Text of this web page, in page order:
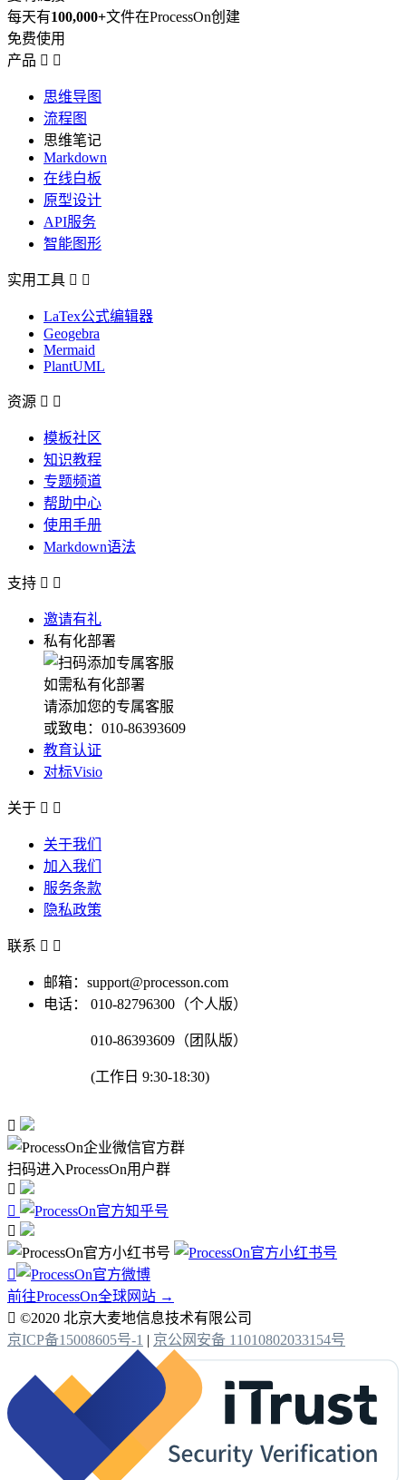
每天有100,000+文件在ProcessOn创建
免费使用
产品  
思维导图
流程图
思维笔记
Markdown
在线白板
原型设计
API服务
智能图形
实用工具  
LaTex公式编辑器
Geogebra
Mermaid
PlantUML
资源  
模板社区
知识教程
专题频道
帮助中心
使用手册
Markdown语法
支持  
邀请有礼
私有化部署
如需私有化部署
请添加您的专属客服
或致电：010-86393609
教育认证
对标Visio
关于  
关于我们
加入我们
服务条款
隐私政策
联系  
邮箱：support@processon.com
电话：
010-82796300（个人版）
010-86393609（团队版）
(工作日 9:30-18:30)

扫码进入ProcessOn用户群




前往ProcessOn全球网站 →
 ©2020 北京大麦地信息技术有限公司
京ICP备15008605号-1 | 京公网安备 11010802033154号